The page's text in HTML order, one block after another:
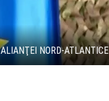
NORD-ATLANTICE